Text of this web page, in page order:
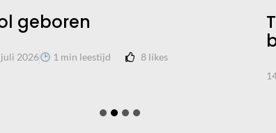
geboren
2026 1 min leestijd 8likes